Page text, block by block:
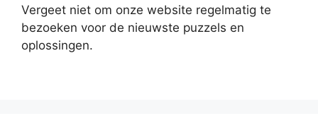
Vergeet niet om onze website regelmatig te
bezoeken voor de nieuwste puzzels en
oplossingen.